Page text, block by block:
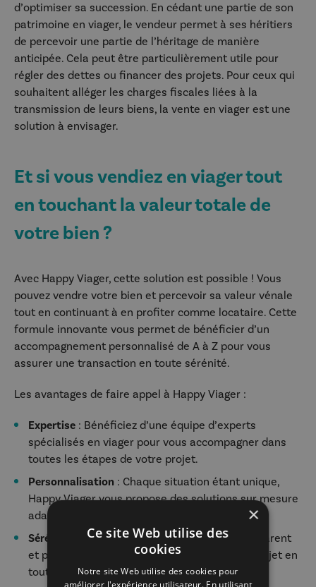
d’optimiser sa succession. En cédant une partie de son
patrimoine en viager, le vendeur permet à ses héritiers
de percevoir une partie de l’héritage de manière
anticipée. Cela peut être particulièrement utile pour
régler des dettes ou financer des projets. Pour ceux qui
souhaitent alléger les charges fiscales liées à la
transmission de leurs biens, la vente en viager est une
solution à envisager.
Et si vous vendiez en viager tout
en touchant la valeur totale de
votre bien ?
Avec Happy Viager, cette solution est possible ! Vous
pouvez vendre votre bien et percevoir sa valeur vénale
tout en continuant à en profiter comme locataire. Cette
formule innovante vous permet de bénéficier d’un
accompagnement personnalisé de A à Z pour vous
assurer une transaction en toute sérénité.
Les avantages de faire appel à Happy Viager :
Expertise : Bénéficiez d’une équipe d’experts
spécialisés en viager pour vous accompagner dans
toutes les étapes de votre projet.
Personnalisation : Chaque situation étant unique,
Happy Viager vous propose des solutions sur mesure
adaptées à vos besoins et à votre profil.
Sérénité
: Grâce à un accompagnement transparent
et personnalisé, vous pourrez réaliser votre projet en
toute confiance.
×
Ce site Web utilise des
cookies
Notre site Web utilise des cookies pour
améliorer l'expérience utilisateur. En utilisant